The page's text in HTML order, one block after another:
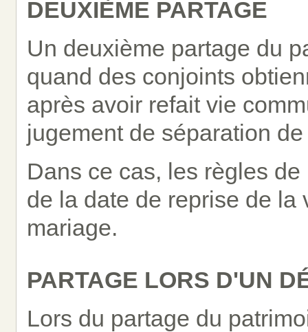
DEUXIÈME PARTAGE
Un deuxième partage du
quand des conjoints
après avoir refait vie
jugement de séparation
Dans ce cas, les règles
de la date de reprise de
mariage.
PARTAGE LORS D'UN
Lors du partage du